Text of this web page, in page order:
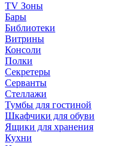
TV Зоны
Бары
Библиотеки
Витрины
Консоли
Полки
Секретеры
Серванты
Стеллажи
Тумбы для гостиной
Шкафчики для обуви
Ящики для хранения
Кухни